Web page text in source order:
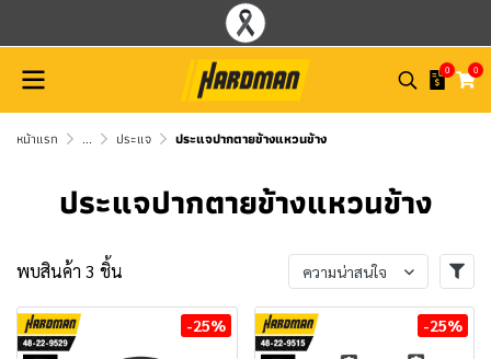
0 0
หน้าแรก ... ประแจ ประแจปากตายข้างแหวนข้าง
ประแจปากตายข้างแหวนข้าง
พบสินค้า 3 ชิ้น ความน่าสนใจ
-25% -25%